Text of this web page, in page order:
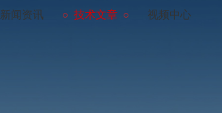
新闻资讯 技术文章 视频中心